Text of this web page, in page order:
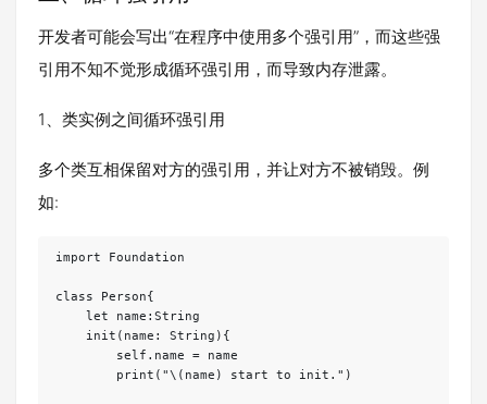
开发者可能会写出“在程序中使用多个强引用”，而这些强
引用不知不觉形成循环强引用，而导致内存泄露。
1、类实例之间循环强引用
多个类互相保留对方的强引用，并让对方不被销毁。例
如:
import Foundation
class Person{
    let name:String
    init(name: String){
        self.name = name
        print("\(name) start to init.")